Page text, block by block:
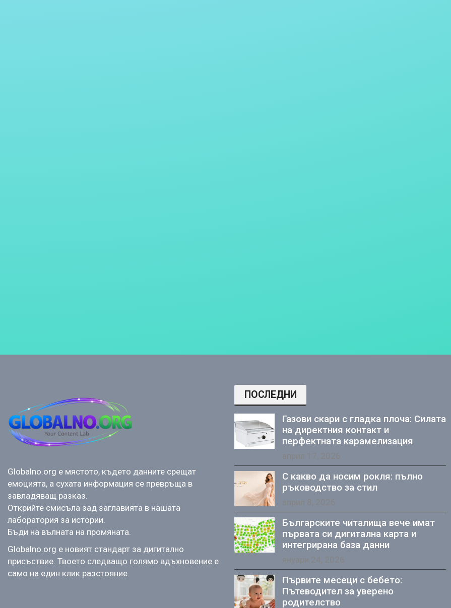
Globalno.org е мястото, където данните срещат
емоцията, а сухата информация се превръща в
завладяващ разказ.
Открийте смисъла зад заглавията в нашата
лаборатория за истории.
Бъди на вълната на промяната.
Globalno.org е новият стандарт за дигитално
присъствие. Твоето следващо голямо вдъхновение е
само на един клик разстояние.
ПОСЛЕДНИ
Газови скари с гладка плоча: Силата
на директния контакт и
перфектната карамелизация
април 17, 2026
С какво да носим рокля: пълно
ръководство за стил
април 8, 2026
Българските читалища вече имат
първата си дигитална карта и
интегрирана база данни
януари 24, 2026
Първите месеци с бебето:
Пътеводител за уверено
родителство